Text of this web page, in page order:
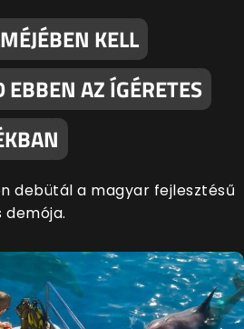
KELL
AZ ÍGÉRETES
debütál a magyar fejlesztésű
demója.